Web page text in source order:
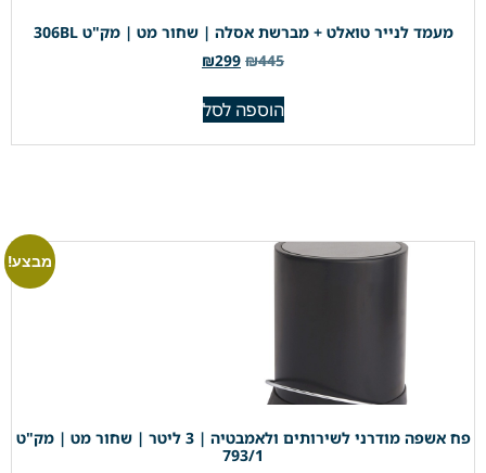
מעמד לנייר טואלט + מברשת אסלה | שחור מט | מק"ט 306BL
₪445
₪299
הוספה לסל
מבצע!
פח אשפה מודרני לשירותים ולאמבטיה | 3 ליטר | שחור מט | מק"ט
793/1